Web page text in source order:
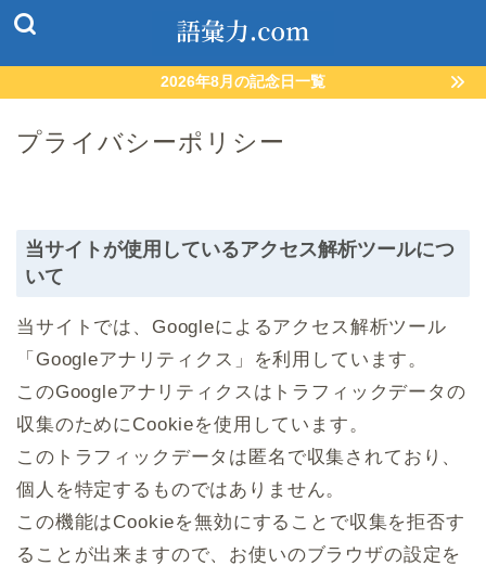
2026年8月の記念日一覧
プライバシーポリシー
当サイトが使用しているアクセス解析ツールにつ
いて
当サイトでは、Googleによるアクセス解析ツール
「Googleアナリティクス」を利用しています。
このGoogleアナリティクスはトラフィックデータの
収集のためにCookieを使用しています。
このトラフィックデータは匿名で収集されており、
個人を特定するものではありません。
この機能はCookieを無効にすることで収集を拒否す
ることが出来ますので、お使いのブラウザの設定を